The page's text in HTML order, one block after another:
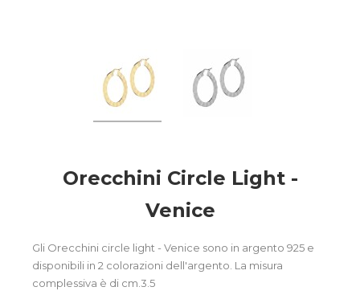
Orecchini Circle Light -
Venice
Gli Orecchini circle light - Venice sono in argento 925 e
disponibili in 2 colorazioni dell'argento. La misura
complessiva è di cm.3.5